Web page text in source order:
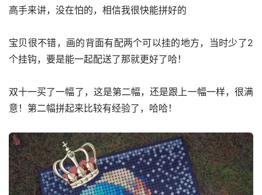
高手来讲，没在怕的，相信我很快能拼好的
宝贝很不错，画的背面有配两个可以挂的地方，当时少了2
个挂钩，要是能一起配送了那就更好了哈！
双十一买了一幅了，这是第二幅，还是跟上一幅一样，很满
意！第二幅拼起来比较有经验了，哈哈！